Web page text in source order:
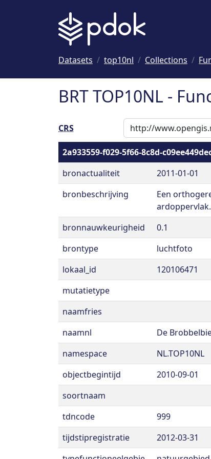
Datasets top10nl Collections
BRT TOP10NL -
CRS
2a933559-f029-5f66-8c8d-
bronactualiteit
2011-01-01
bronbeschrijving
Een
bronnauwkeurigheid
0.1
brontype
luchtfoto
lokaal_id
120106471
mutatietype
naamfries
naamnl
De
namespace
NL.TOP10NL
objectbegintijd
2010-09-01
soortnaam
tdncode
999
tijdstipregistratie
2012-03-31